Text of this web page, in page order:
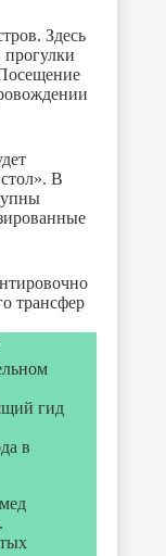
Здесь
прогулки
В
трансфер
гид
в